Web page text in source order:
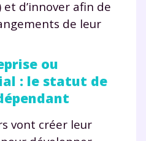
d’innover afin de
de leur
ou
: le statut de
vont créer leur
notre
soutien
et vidéos,exercices
de révisions
aux parents pour